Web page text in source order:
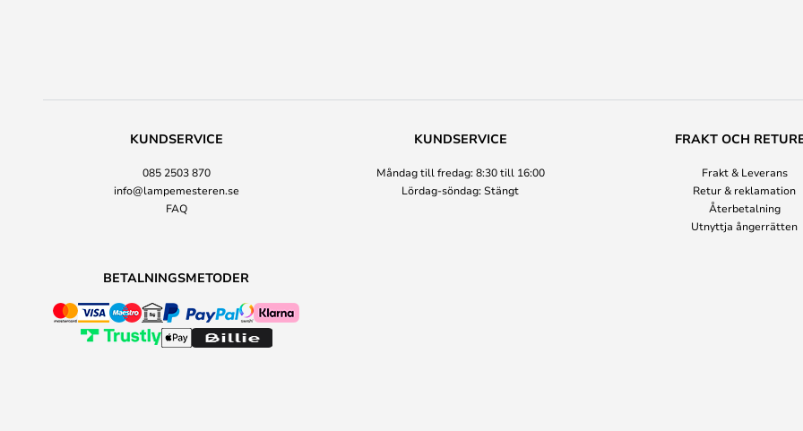
KUNDSERVICE
085 2503 870
info@lampemesteren.se
FAQ
KUNDSERVICE
Måndag till fredag: 8:30 till 16:00
Lördag-söndag: Stängt
FRAKT OCH
Frakt & Leverans
Retur & reklamation
Återbetalning
Utnyttja ångerrätten
BETALNINGSMETODER